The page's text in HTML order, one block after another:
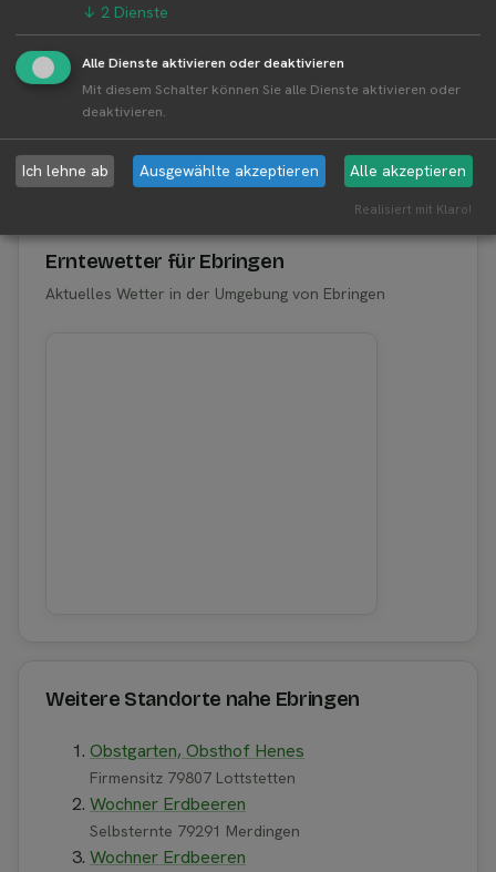
Firmensitz von Blumen Bär in einer Karte und als
Liste amzeigen.
Aktuelle Infos zur Region 79285
Ebringen
Erntewetter für Ebringen
Aktuelles Wetter in der Umgebung von Ebringen
Weitere Standorte nahe Ebringen
Obstgarten, Obsthof Henes
Firmensitz 79807 Lottstetten
Wochner Erdbeeren
Selbsternte 79291 Merdingen
Wochner Erdbeeren
↓ 2 Dienste
Alle Dienste aktivieren oder deaktivieren
Mit diesem Schalter können Sie alle Dienste aktivieren oder
deaktivieren.
Ich lehne ab Ausgewählte akzeptieren Alle akzeptieren
Realisiert mit Klaro!